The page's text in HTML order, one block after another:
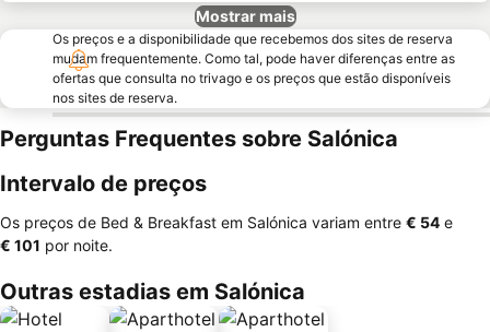
Mostrar mais
Os preços e a disponibilidade que recebemos dos sites de reserva
mudam frequentemente. Como tal, pode haver diferenças entre as
ofertas que consulta no trivago e os preços que estão disponíveis
nos sites de reserva.
Perguntas Frequentes sobre Salónica
Intervalo de preços
Os preços de Bed & Breakfast em Salónica variam entre ‎€ 54 e
‎€ 101 por noite.
Outras estadias em Salónica